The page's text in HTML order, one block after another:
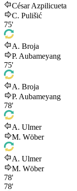
César Azpilicueta
C. Pulišić
75'
A. Broja
P. Aubameyang
75'
A. Broja
P. Aubameyang
78'
A. Ulmer
M. Wöber
A. Ulmer
M. Wöber
78'
78'